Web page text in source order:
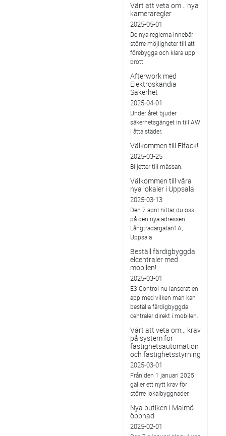
Värt att veta om... nya
kameraregler
2025-05-01
De nya reglerna innebär
större möjligheter till att
förebygga och klara upp
brott.
Afterwork med
Elektroskandia
Säkerhet
2025-04-01
Under året bjuder
säkerhetsgänget in till AW
i åtta städer.
Välkommen till Elfack!
2025-03-25
Biljetter till mässan.
Välkommen till våra
nya lokaler i Uppsala!
2025-03-13
Den 7 april hittar du oss
på den nya adressen
Långtradargatan1A,
Uppsala
Beställ färdigbyggda
elcentraler med
mobilen!
2025-03-01
E3 Control nu lanserat en
app med vilken man kan
beställa färdigbyggda
centraler direkt i mobilen.
Värt att veta om... krav
på system för
fastighetsautomation
och fastighetsstyrning
2025-03-01
Från den 1 januari 2025
gäller ett nytt krav för
större lokalbyggnader.
Nya butiken i Malmö
öppnad
2025-02-01